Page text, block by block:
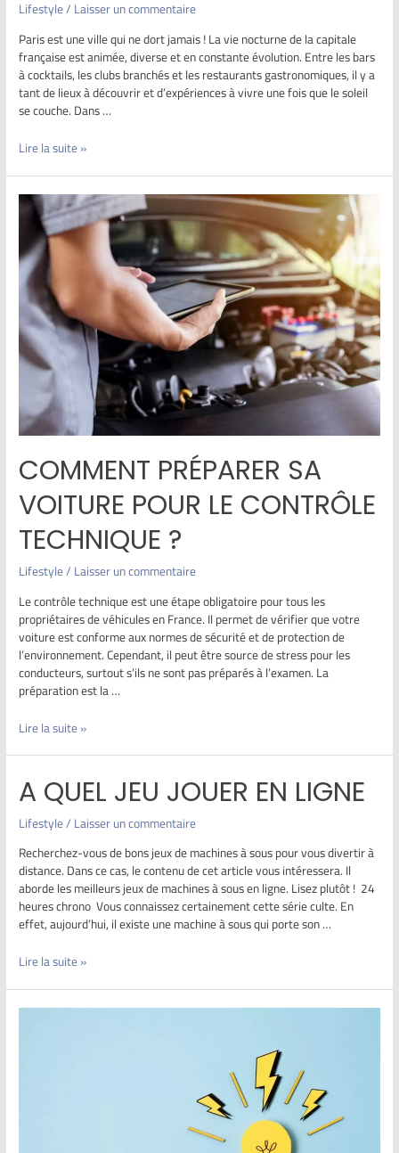
Lifestyle/Laisser un commentaire
Paris est une ville qui ne dort jamais ! La vie nocturne de la capitale
française est animée, diverse et en constante évolution. Entre les bars
à cocktails, les clubs branchés et les restaurants gastronomiques, il y a
tant de lieux à découvrir et d’expériences à vivre une fois que le soleil
se couche. Dans …
Lire la suite »
COMMENT PRÉPARER SA
VOITURE POUR LE CONTRÔLE
TECHNIQUE ?
Lifestyle/Laisser un commentaire
Le contrôle technique est une étape obligatoire pour tous les
propriétaires de véhicules en France. Il permet de vérifier que votre
voiture est conforme aux normes de sécurité et de protection de
l’environnement. Cependant, il peut être source de stress pour les
conducteurs, surtout s’ils ne sont pas préparés à l’examen. La
préparation est la …
Lire la suite »
A QUEL JEU JOUER EN LIGNE
Lifestyle/Laisser un commentaire
Recherchez-vous de bons jeux de machines à sous pour vous divertir à
distance. Dans ce cas, le contenu de cet article vous intéressera. Il
aborde les meilleurs jeux de machines à sous en ligne. Lisez plutôt ! 24
heures chrono Vous connaissez certainement cette série culte. En
effet, aujourd’hui, il existe une machine à sous qui porte son …
Lire la suite »